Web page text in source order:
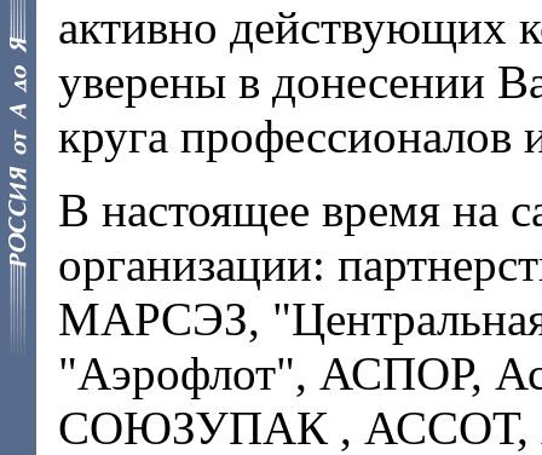
активно действующих
уверены в донесении
круга профессионалов
В настоящее время на
организации:
МАРСЭЗ,
"Аэрофлот", АСПОР,
СОЮЗУПАК , АССОТ,